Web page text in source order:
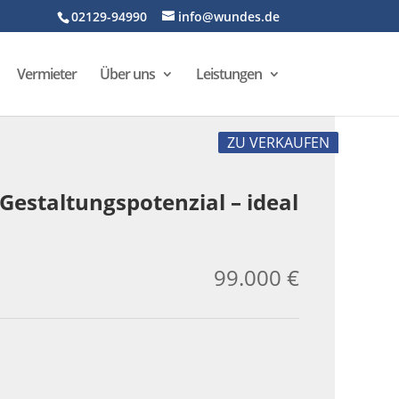
02129-94990 info@wundes.de
Vermieter Über uns Leistungen
ZU VERKAUFEN
– ideal
99.000 €